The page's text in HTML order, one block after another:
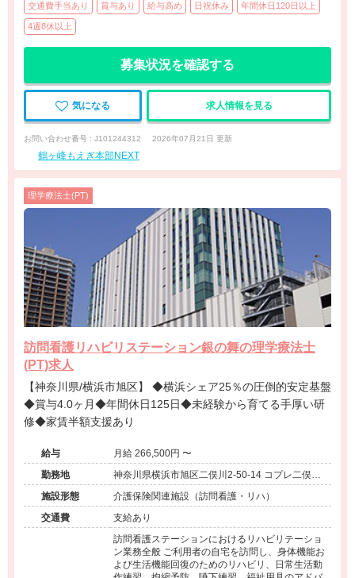
交通費手当あり 賞与あり 給与高め 日祝休み 年間休日120日以上
4週8休以上
募集状況を確認する
気になる 求人情報を見る
お問い合わせ番号 : J101244312 2026年07月21日 更新
鶴ヶ峰もえぎ本部NEXT
理学療法士(PT)
訪問看護リハビリステーション銀の舞の理学療法士
(PT)求人
【神奈川県/横浜市旭区】 ◆横浜シェア25％の圧倒的安定基盤
◆賞与4.0ヶ月◆年間休日125日◆未経験から育てる手厚い研
修◆家賃半額支援あり
給与
月給 266,500円 〜
勤務地
神奈川県横浜市旭区二俣川2-50-14 コプレ二俣川
オフィス905
施設形態
介護保険関連施設（訪問看護・リハ）
交通費
支給あり
訪問看護ステーションにおけるリハビリテーショ
ン業務全般 ご利用者の自宅を訪問し、身体機能お
よび生活機能回復のためのリハビリ、日常生活動